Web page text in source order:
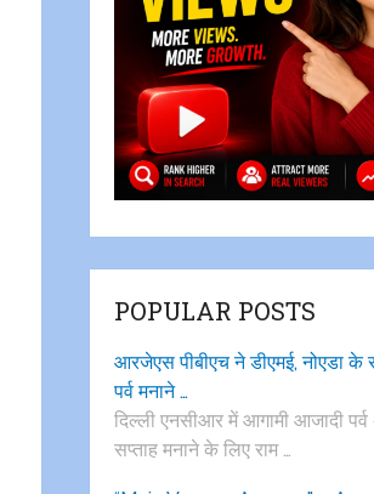
POPULAR POSTS
आरजेएस पीबीएच ने डीएमई, नोएडा के
पर्व मनाने …
दिल्ली एनसीआर में आगामी आजादी पर्व
सप्ताह मनाने के लिए राम …